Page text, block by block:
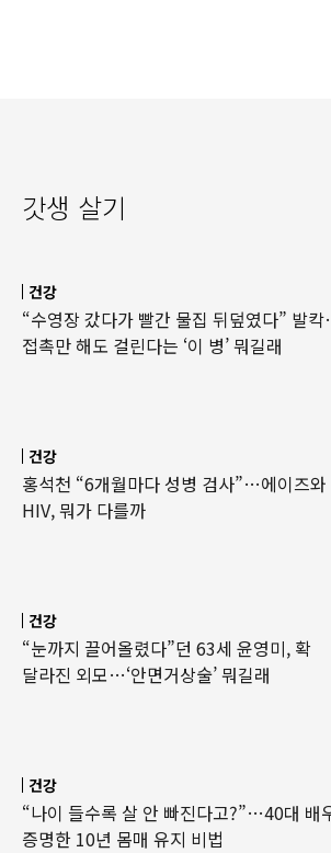
갓생 살기
건강
“수영장 갔다가 빨간 물집 뒤덮였다” 발
접촉만 해도 걸린다는 ‘이 병’ 뭐길래
건강
홍석천 “6개월마다 성병 검사”…에이즈와
HIV, 뭐가 다를까
건강
“눈까지 끌어올렸다”던 63세 윤영미, 확
달라진 외모…‘안면거상술’ 뭐길래
건강
“나이 들수록 살 안 빠진다고?”…40대 배
증명한 10년 몸매 유지 비법